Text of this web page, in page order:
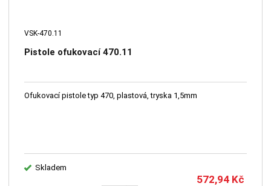
VSK-470.11
Pistole ofukovací 470.11
Ofukovací pistole typ 470, plastová, tryska 1,5mm
Skladem
572,94 Kč